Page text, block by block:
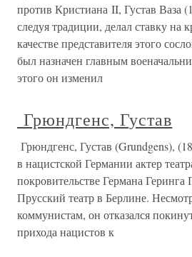
против Кристиана II, Густав Ваза
следуя традиции, делал ставку на
качестве представителя этого
был назначен главным
этого он изменил
Грюндгенс, Густав
Грюндгенс, Густав (Grundgens),
в нацистской Германии актер
покровительстве Германа Геринга
Прусский театр в Берлине.
коммунистам, он отказался
прихода нацистов к